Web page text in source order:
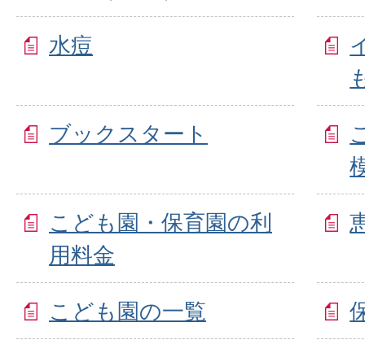
水痘
ブックスタート
こども園・保育園の利
用料金
こども園の一覧